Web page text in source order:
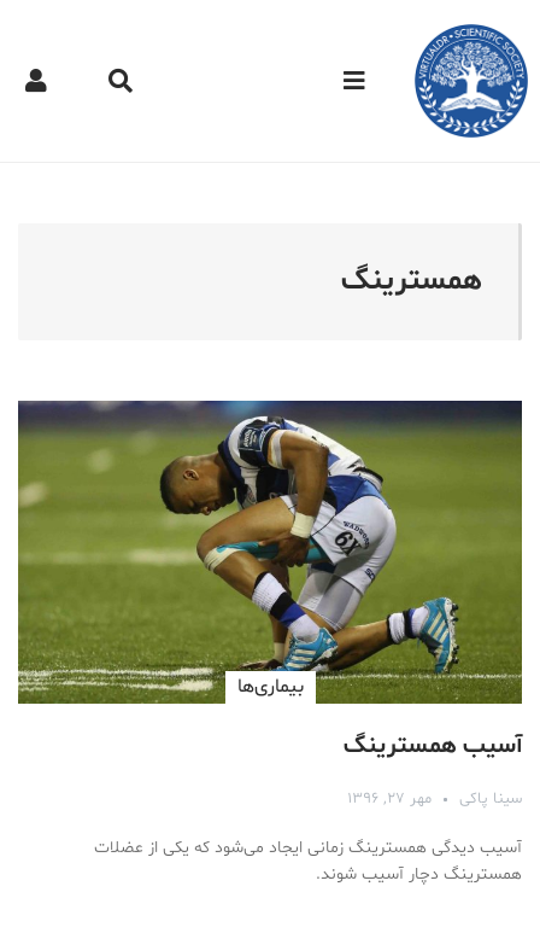
دکتر مجازی - همسترینگ
همسترینگ
بیماری‌ها
آسیب همسترینگ
سینا پاکی مهر ۲۷, ۱۳۹۶
آسیب دیدگی همسترینگ زمانی ایجاد می‌شود که یکی از عضلات
همسترینگ دچار آسیب شوند.